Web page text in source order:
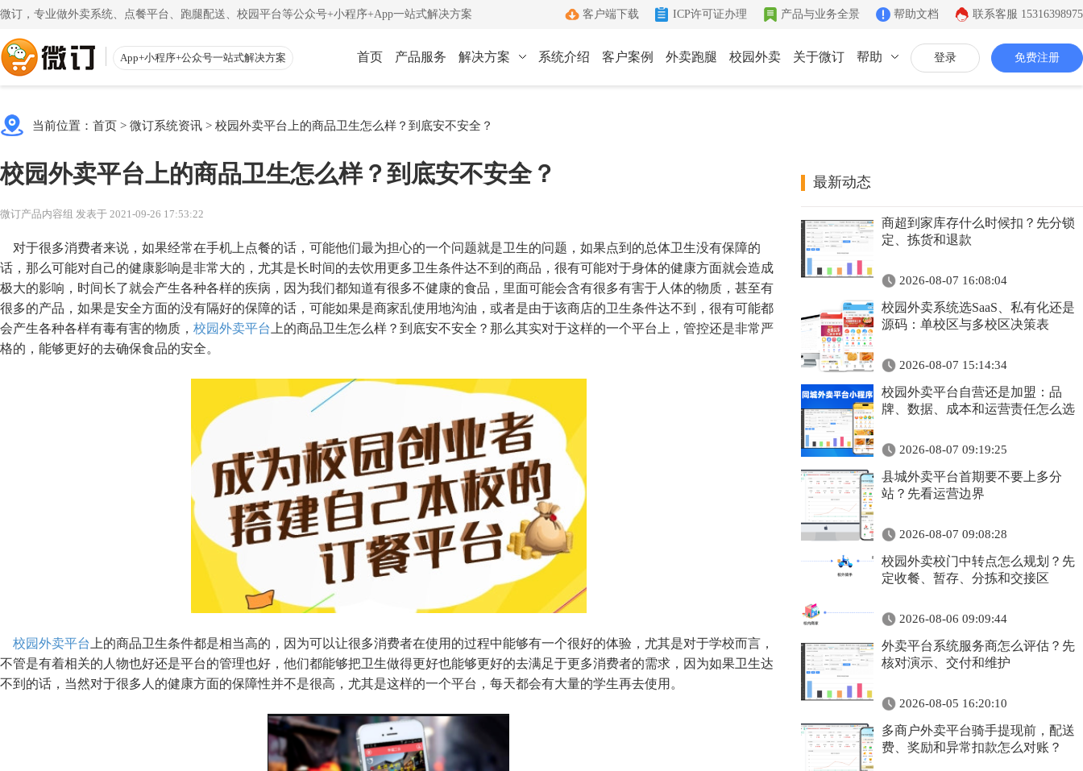
微订，专业做外卖系统、点餐平台、跑腿配送、校园平台等公众号+小程序+App一站式解决方案 联系客服 15316398975
帮助文档
产品与业务全景
ICP许可证办理
客户端下载
App+小程序+公众号一站式解决方案 登录 免费注册
首页 产品服务 解决方案
渠道 公众号 小程序
同城生活信息发布 连接你的客户和粉丝
系统介绍 客户案例 外卖跑腿 校园外卖 关于微订 帮助
使用教程
注册小程序和公众号帐号
初级教程
视频教程
一步一步视频讲解
帮助中心
常见问题解疑
App下载
手机端的管理客户端
云收银
店铺收银管家
微粉宝
办理流程
标准化六步流程
成功案例
致力于移动互联网开发
有影响力的互联网企业
公司资质
证件齐全，安全放心
联系我们
7*12小时在线咨询
当前位置： 首页 > 微订系统资讯 > 校园外卖平台上的商品卫生怎么样？到底安不安全？
校园外卖平台上的商品卫生怎么样？到底安不安全？
微订产品内容组 发表于 2021-09-26 17:53:22
对于很多消费者来说，如果经常在手机上点餐的话，可能他们最为担心的一个问题就是卫生的问题，如果点到的总体卫生没有保障的
话，那么可能对自己的健康影响是非常大的，尤其是长时间的去饮用更多卫生条件达不到的商品，很有可能对于身体的健康方面就会造成
极大的影响，时间长了就会产生各种各样的疾病，因为我们都知道有很多不健康的食品，里面可能会含有很多有害于人体的物质，甚至有
很多的产品，如果是安全方面的没有隔好的保障的话，可能如果是商家乱使用地沟油，或者是由于该商店的卫生条件达不到，很有可能都
会产生各种各样有毒有害的物质， 校园外卖平台 上的商品卫生怎么样？到底安不安全？那么其实对于这样的一个平台上，管控还是非常严
格的，能够更好的去确保食品的安全。
校园外卖平台 上的商品卫生条件都是相当高的，因为可以让很多消费者在使用的过程中能够有一个很好的体验，尤其是对于学校而言，
不管是有着相关的人物也好还是平台的管理也好，他们都能够把卫生做得更好也能够更好的去满足于更多消费者的需求，因为如果卫生达
不到的话，当然对于很多人的健康方面的保障性并不是很高，尤其是这样的一个平台，每天都会有大量的学生再去使用。
最新动态
商超到家库存什么时候扣？先分锁
定、拣货和退款
2026-08-07 16:08:04
校园外卖系统选SaaS、私有化还是
源码：单校区与多校区决策表
2026-08-07 15:14:34
校园外卖平台自营还是加盟：品
牌、数据、成本和运营责任怎么选
2026-08-07 09:19:25
县城外卖平台首期要不要上多分
站？先看运营边界
2026-08-07 09:08:28
校园外卖校门中转点怎么规划？先
定收餐、暂存、分拣和交接区
2026-08-06 09:09:44
外卖平台系统服务商怎么评估？先
核对演示、交付和维护
2026-08-05 16:20:10
多商户外卖平台骑手提现前，配送
费、奖励和异常扣款怎么对账？